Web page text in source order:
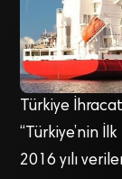
Türkiye
“Türkiye’nin
2016 yılı